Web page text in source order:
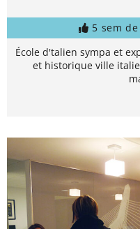
5 sem
École d'talien sympa et
et historique ville